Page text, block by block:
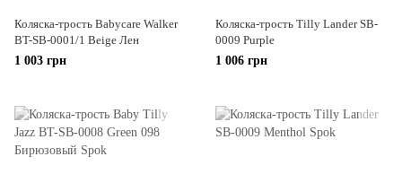
Коляска-трость Babycare Walker
BT-SB-0001/1 Beige Лен
1 003 грн
Коляска-трость Tilly Lander SB-
0009 Purple
1 006 грн